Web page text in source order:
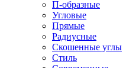
П-образные
Угловые
Прямые
Радиусные
Скошенные углы
Стиль